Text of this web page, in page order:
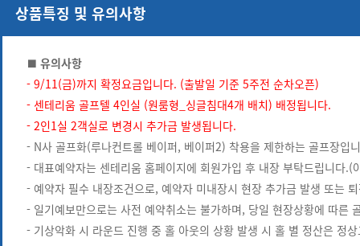
상품특징 및 유의사항
■ 유의사항
- 9/11(금)까지 확정요금입니다. (출발일 기준 5주전 순차오픈)
- 센테리움 골프텔 4인실 (원룸형_싱글침대4개 배치) 배정됩니다.
- 2인1실 2객실로 변경시 추가금 발생됩니다.
- N사 골프화(루나컨트롤 베이퍼, 베이퍼2) 착용을 제한하는 골프장입
- 대표예약자는 센테리움 홈페이지에 회원가입 후 내장 부탁드립니다
- 예약자 필수 내장조건으로, 예약자 미내장시 현장 추가금 발생 또는
- 일기예보만으로는 사전 예약취소는 불가하며, 당일 현장상황에 따른
- 기상악화 시 라운드 진행 중 홀 아웃의 상황 발생 시 홀 별 정산은 정